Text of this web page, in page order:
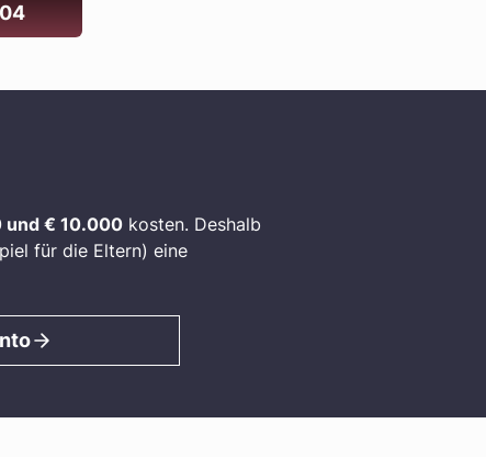
und € 10.000 kosten. Deshalb
für die Eltern) eine